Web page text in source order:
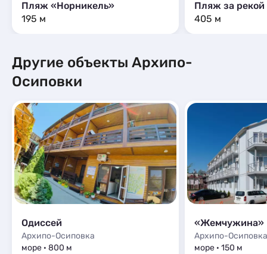
Пляж «Норникель»
195 м
Пляж за рекой
405 м
Другие объекты Архипо-
Осиповки
Одиссей
Архипо-Осиповка
море · 800 м
«Жемчужина»
Архипо-Осиповка
море · 150 м